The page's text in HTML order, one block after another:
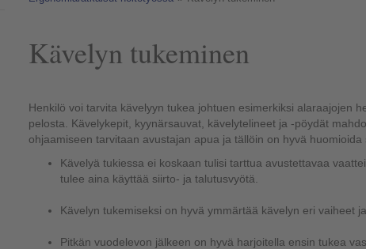
Kävelyn tukeminen
Henkilö voi tarvita kävelyyn tukea johtuen esimerkiksi alaraajojen
pelosta. Kävelykepit, kyynärsauvat, kävelytelineet ja -pöydät
ohjaamiseen tarvitaan avustajan apua ja tällöin on hyvä huomioida
Kävelyä tukiessa ei koskaan tulisi tarttua avustettavaa
tulee aina käyttää siirto- ja talutusvyötä.
Kävelyn tukemiseksi on hyvä ymmärtää kävelyn eri vaiheetja
Pitkän vuodelevon jälkeen on hyvä harjoitella ensin tukea